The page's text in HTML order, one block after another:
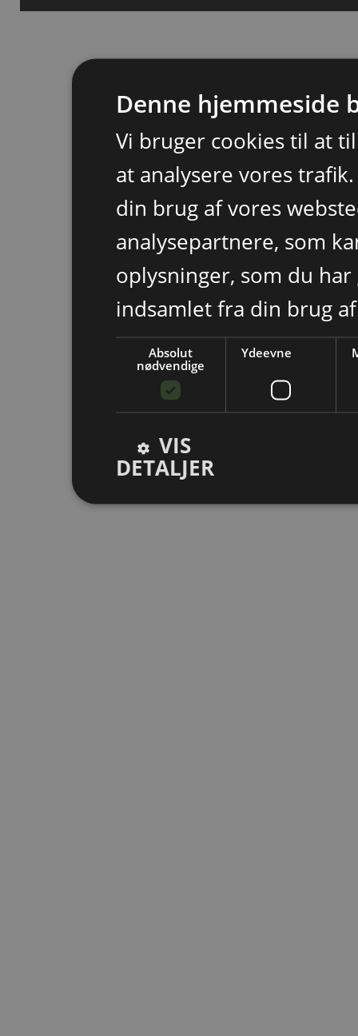
Denne hjemmeside
Vi bruger cookies til at
at analysere vores
din brug af vores
analysepartnere, som
oplysninger, som du
indsamlet fra din brug
Absolut
nødvendige
Ydeevne
VIS
DETALJER